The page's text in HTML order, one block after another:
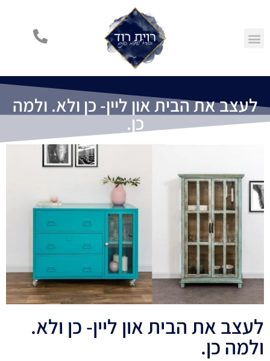
לעצב את הבית און ליין- כן ולא. ולמה
כן.
לעצב את הבית און ליין- כן ולא.
ולמה כן.